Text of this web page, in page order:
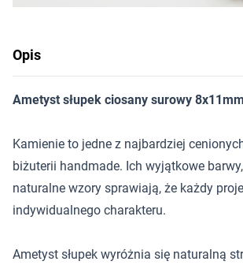
Opis
Ametyst słupek ciosany surowy 8x11mm
Kamienie to jedne z najbardziej
biżuterii handmade. Ich wyjątkowe
naturalne wzory sprawiają, że każdy
indywidualnego charakteru.
Ametyst słupek wyróżnia się naturalną